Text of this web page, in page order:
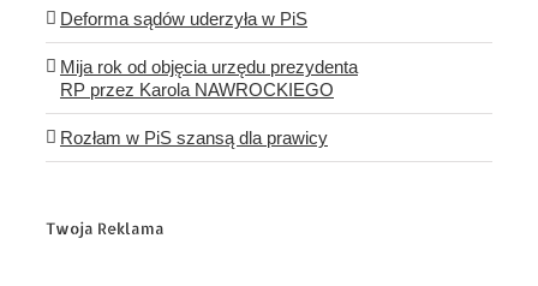
Deforma sądów uderzyła w PiS
Mija rok od objęcia urzędu prezydenta
RP przez Karola NAWROCKIEGO
Rozłam w PiS szansą dla prawicy
Twoja Reklama